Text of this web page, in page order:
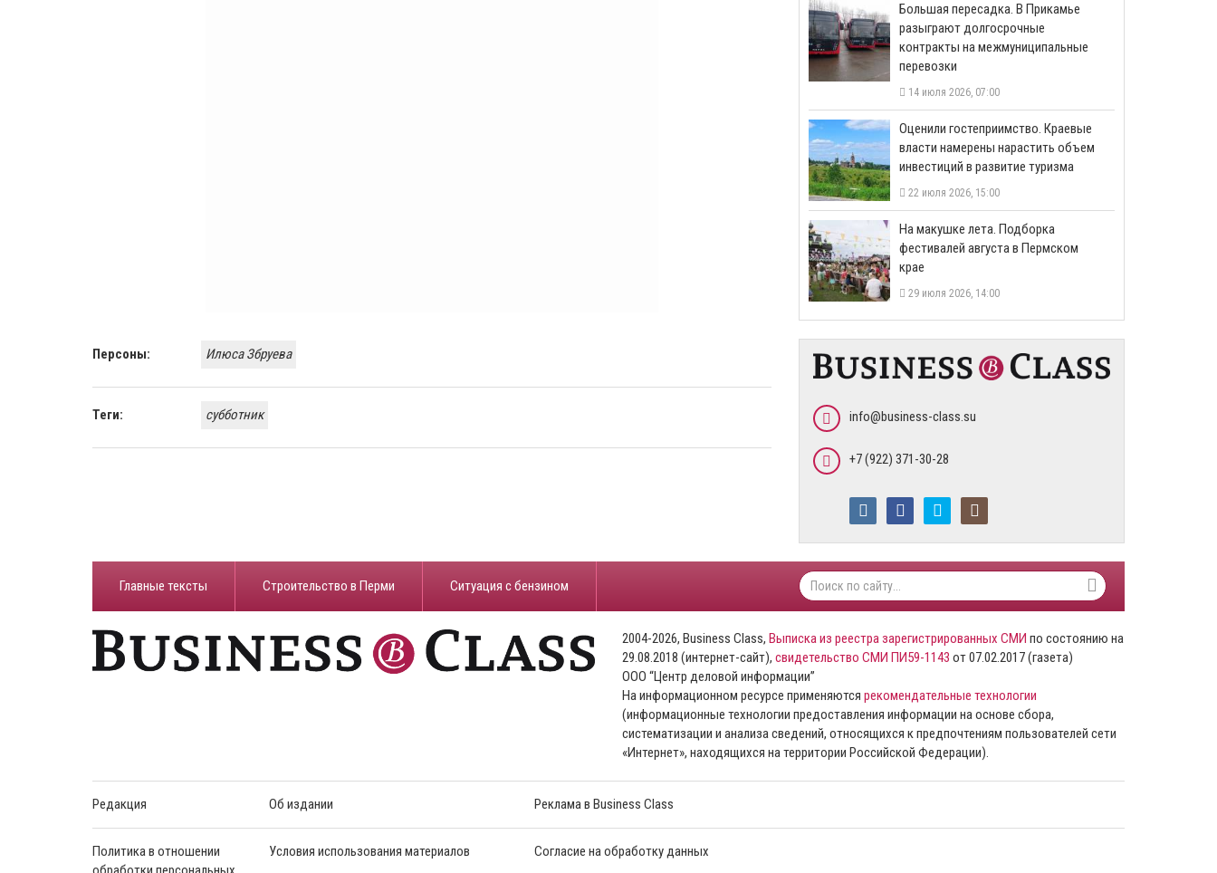
Персоны: Илюса Збруева
Теги: субботник
Большая пересадка. В Прикамье
разыграют долгосрочные
контракты на межмуниципальные
перевозки
14 июля 2026, 07:00
Оценили гостеприимство. Краевые
власти намерены нарастить объем
инвестиций в развитие туризма
22 июля 2026, 15:00
На макушке лета. Подборка
фестивалей августа в Пермском
крае
29 июля 2026, 14:00
info@business-class.su
+7 (922) 371-30-28
Главные тексты Строительство в Перми ​Ситуация с бензином
2004-2026, Business Class, Выписка из реестра зарегистрированных СМИ по состоянию на
29.08.2018 (интернет-сайт), свидетельство СМИ ПИ59-1143 от 07.02.2017 (газета)
ООО “Центр деловой информации”
На информационном ресурсе применяются рекомендательные технологии
(информационные технологии предоставления информации на основе сбора,
систематизации и анализа сведений, относящихся к предпочтениям пользователей сети
«Интернет», находящихся на территории Российской Федерации).
Редакция Об издании Реклама в Business Class
Политика в отношении
Условия использования материалов Согласие на обработку данных